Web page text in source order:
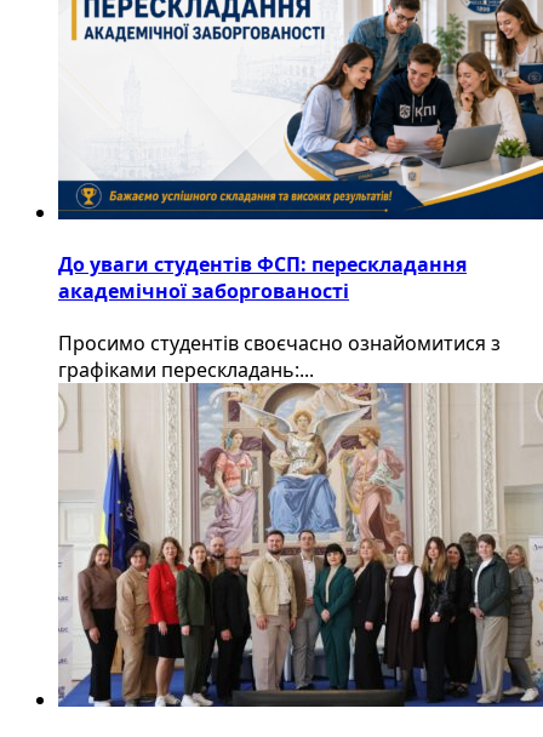
До уваги студентів ФСП: перескладання
академічної заборгованості
Просимо студентів своєчасно ознайомитися з
графіками перескладань:...